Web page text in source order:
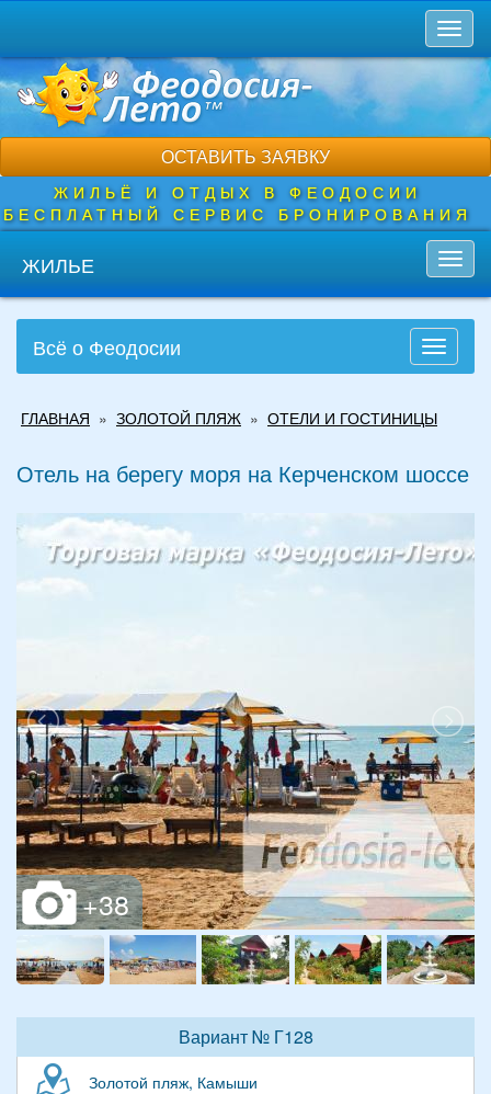
основному
содержанию
ОСТАВИТЬ ЗАЯВКУ
ЖИЛЬЁ И ОТДЫХ В ФЕОДОСИИ
БЕСПЛАТНЫЙ СЕРВИС БРОНИРОВАНИЯ
ЖИЛЬЕ
Toggle
Всё о Феодосии
здесь
ГЛАВНАЯ » ЗОЛОТОЙ ПЛЯЖ » ОТЕЛИ И ГОСТИНИЦЫ
Отель на берегу моря на Керченском шоссе
Вариант № Г128
Золотой пляж, Камыши